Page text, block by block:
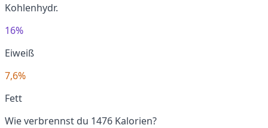
Kohlenhydr.
16%
Eiweiß
7,6%
Fett
Wie verbrennst du 1476 Kalorien?